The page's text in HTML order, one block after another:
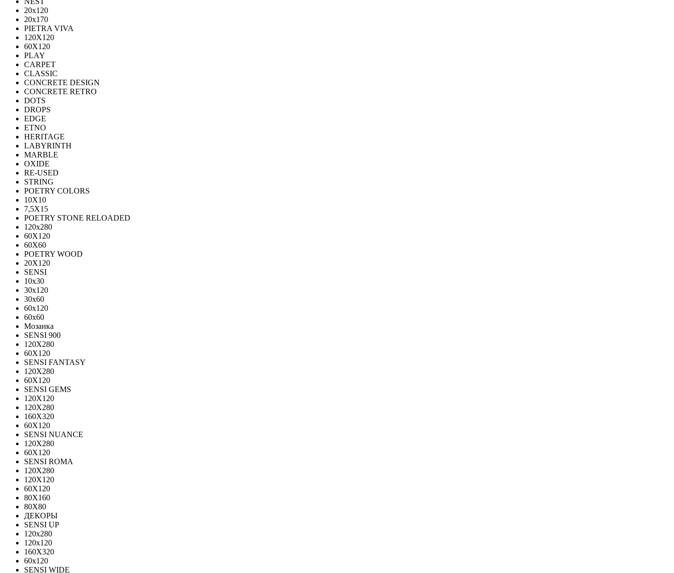
20x120
20x170
PIETRA VIVA
120X120
60Х120
PLAY
CARPET
CLASSIC
CONCRETE DESIGN
CONCRETE RETRO
DOTS
DROPS
EDGE
ETNO
HERITAGE
LABYRINTH
MARBLE
OXIDE
RE-USED
STRING
POETRY COLORS
10Х10
7,5Х15
POETRY STONE RELOADED
120x280
60Х120
60Х60
POETRY WOOD
20Х120
SENSI
10x30
30x120
30x60
60x120
60x60
Мозаика
SENSI 900
120Х280
60X120
SENSI FANTASY
120Х280
60Х120
SENSI GEMS
120Х120
120Х280
160X320
60X120
SENSI NUANCE
120X280
60X120
SENSI ROMA
120X280
120Х120
60X120
80X160
80X80
ДЕКОРЫ
SENSI UP
120x280
120х120
160X320
60х120
SENSI WIDE